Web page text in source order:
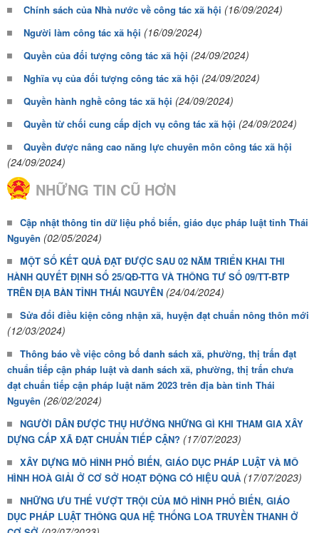
Chính sách của Nhà nước về công tác xã hội (16/09/2024)
Người làm công tác xã hội (16/09/2024)
Quyền của đối tượng công tác xã hội (24/09/2024)
Nghĩa vụ của đối tượng công tác xã hội (24/09/2024)
Quyền hành nghề công tác xã hội (24/09/2024)
Quyền từ chối cung cấp dịch vụ công tác xã hội (24/09/2024)
Quyền được nâng cao năng lực chuyên môn công tác xã hội
(24/09/2024)
NHỮNG TIN CŨ HƠN
Cập nhật thông tin dữ liệu phổ biến, giáo dục pháp luật tỉnh Thái
Nguyên (02/05/2024)
MỘT SỐ KẾT QUẢ ĐẠT ĐƯỢC SAU 02 NĂM TRIỂN KHAI THI
HÀNH QUYẾT ĐỊNH SỐ 25/QĐ-TTG VÀ THÔNG TƯ SỐ 09/TT-BTP
TRÊN ĐỊA BÀN TỈNH THÁI NGUYÊN (24/04/2024)
Sửa đổi điều kiện công nhận xã, huyện đạt chuẩn nông thôn mới
(12/03/2024)
Thông báo về việc công bố danh sách xã, phường, thị trấn đạt
chuẩn tiếp cận pháp luật và danh sách xã, phường, thị trấn chưa
đạt chuẩn tiếp cận pháp luật năm 2023 trên địa bàn tỉnh Thái
Nguyên (26/02/2024)
NGƯỜI DÂN ĐƯỢC THỤ HƯỞNG NHỮNG GÌ KHI THAM GIA XÂY
DỰNG CẤP XÃ ĐẠT CHUẨN TIẾP CẬN? (17/07/2023)
XÂY DỰNG MÔ HÌNH PHỔ BIẾN, GIÁO DỤC PHÁP LUẬT VÀ MÔ
HÌNH HOÀ GIẢI Ở CƠ SỞ HOẠT ĐỘNG CÓ HIỆU QUẢ (17/07/2023)
NHỮNG ƯU THẾ VƯỢT TRỘI CỦA MÔ HÌNH PHỔ BIẾN, GIÁO
DỤC PHÁP LUẬT THÔNG QUA HỆ THỐNG LOA TRUYỀN THANH Ở